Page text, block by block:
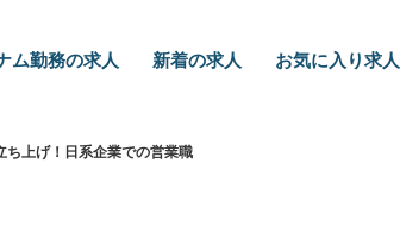
ム勤務の求人 新着の求人 お気に入り求人
ち上げ！日系企業での営業職